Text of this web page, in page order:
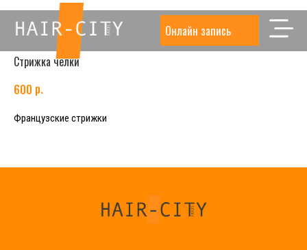
Онлайн запись
Стрижка челки
600 р.
Французские стрижки